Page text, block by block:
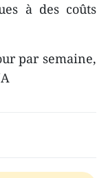
à des coûts
par semaine,